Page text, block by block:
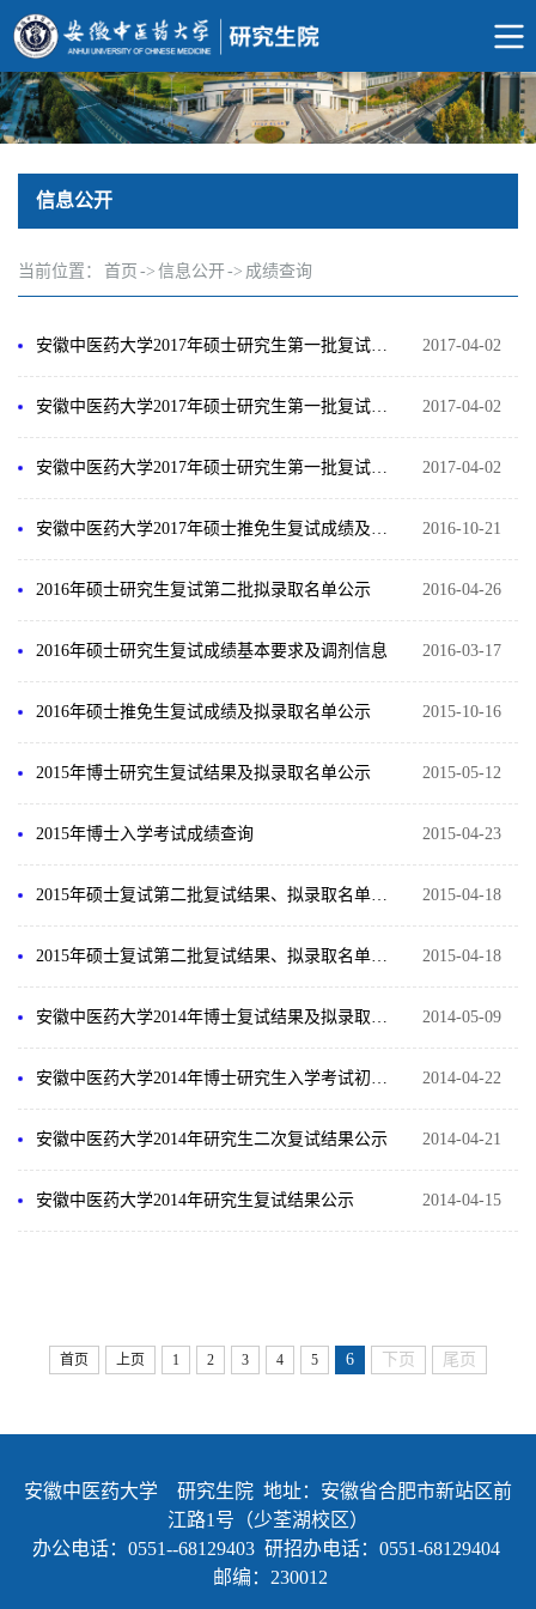
信息公开
当前位置： 首页 -> 信息公开-> 成绩查询
2017-04-02
2017-04-02
2017-04-02
2016-10-21
2016-04-26
2016年硕士研究生复试第二批拟录取名单公示
2016-03-17
2016年硕士研究生复试成绩基本要求及调剂信息
2015-10-16
2016年硕士推免生复试成绩及拟录取名单公示
2015-05-12
2015年博士研究生复试结果及拟录取名单公示
2015-04-23
2015年博士入学考试成绩查询
2015-04-18
2015-04-18
2014-05-09
2014-04-22
2014-04-21
安徽中医药大学2014年研究生二次复试结果公示
2014-04-15
安徽中医药大学2014年研究生复试结果公示
首页 上页 1 2 3 4 5 6 下页 尾页
安徽中医药大学 研究生院 地址：安徽省合肥市新站区前
江路1号（少荃湖校区）
办公电话：0551--68129403 研招办电话：0551-68129404
邮编：230012